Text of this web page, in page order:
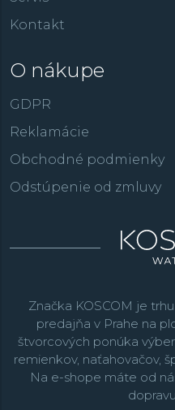
Kontakt
O nákupe
GDPR
Reklamácie
Obchodné podmienky
Odstúpenie od zmluvy
Značka KOSCOM je
predajňa v Prahe na
štvorcových ponúka
remienkov, naťahovačov,
Na e-shope máte od